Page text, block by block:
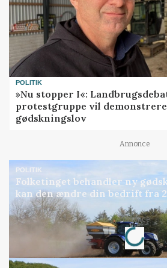
POLITIK
»Nu stopper I«:
protestgruppe vil
gødskningslov
Annonce
POLITIK
Folketinget behandler ny
kan den ændre din bedrift fra
Annonce
Loading...